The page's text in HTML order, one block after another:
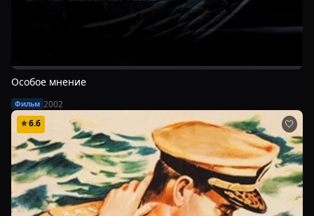
Особое мнение
Фильм 2002
⭐6.6 🤍